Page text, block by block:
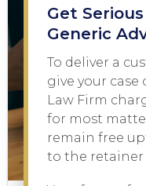
Get
Generic
To deliver a
give your
Law Firm
for most
remain free
to the retainer